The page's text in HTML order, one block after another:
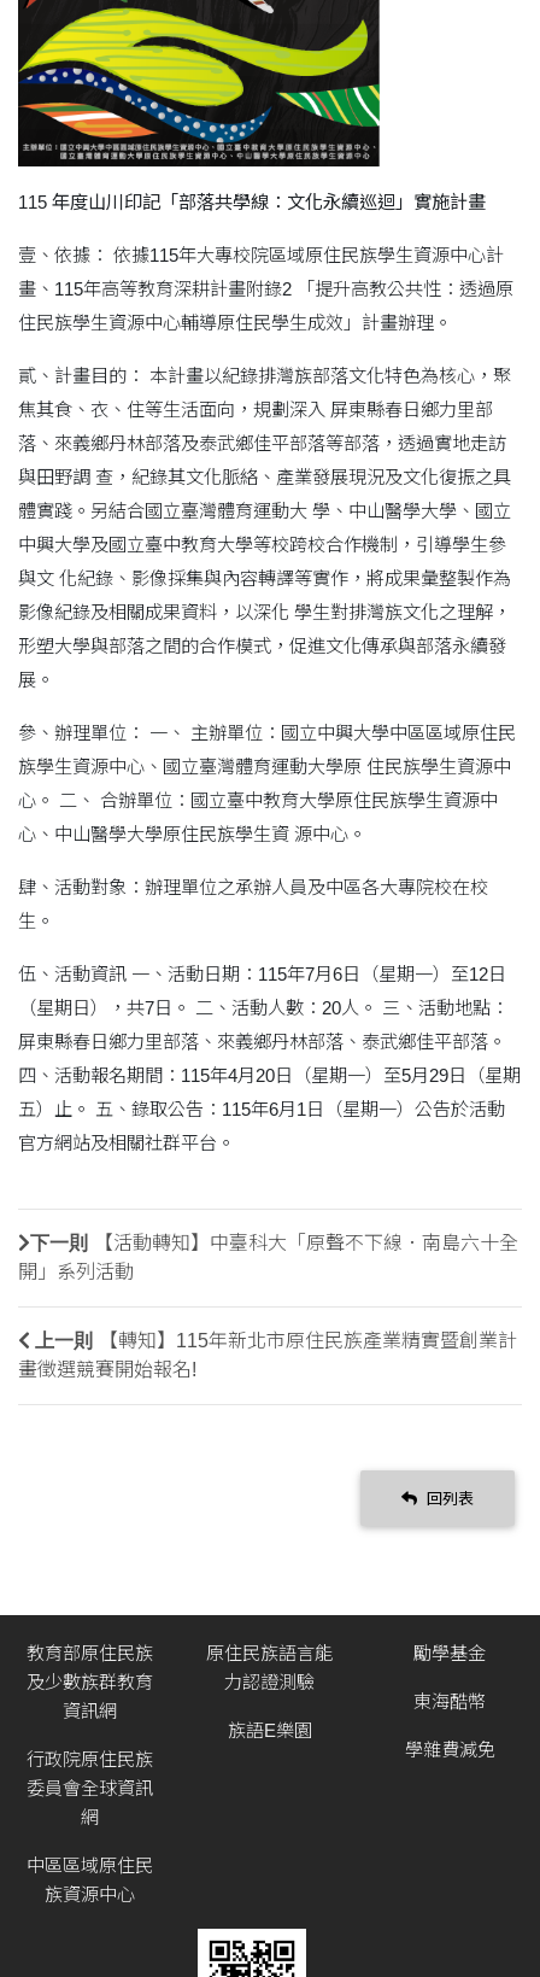
115 年度山川印記「部落共學線：文化永續巡迴」實施計畫
壹、依據： 依據115年大專校院區域原住民族學生資源中心計
畫、115年高等教育深耕計畫附錄2 「提升高教公共性：透過原
住民族學生資源中心輔導原住民學生成效」計畫辦理。
貳、計畫目的： 本計畫以紀錄排灣族部落文化特色為核心，聚
焦其食、衣、住等生活面向，規劃深入 屏東縣春日鄉力里部
落、來義鄉丹林部落及泰武鄉佳平部落等部落，透過實地走訪
與田野調 查，紀錄其文化脈絡、產業發展現況及文化復振之具
體實踐。另結合國立臺灣體育運動大 學、中山醫學大學、國立
中興大學及國立臺中教育大學等校跨校合作機制，引導學生參
與文 化紀錄、影像採集與內容轉譯等實作，將成果彙整製作為
影像紀錄及相關成果資料，以深化 學生對排灣族文化之理解，
形塑大學與部落之間的合作模式，促進文化傳承與部落永續發
展。
參、辦理單位： 一、 主辦單位：國立中興大學中區區域原住民
族學生資源中心、國立臺灣體育運動大學原 住民族學生資源中
心。 二、 合辦單位：國立臺中教育大學原住民族學生資源中
心、中山醫學大學原住民族學生資 源中心。
肆、活動對象：辦理單位之承辦人員及中區各大專院校在校
生。
伍、活動資訊 一、活動日期：115年7月6日（星期一）至12日
（星期日），共7日。 二、活動人數：20人。 三、活動地點：
屏東縣春日鄉力里部落、來義鄉丹林部落、泰武鄉佳平部落。
四、活動報名期間：115年4月20日（星期一）至5月29日（星期
五）止。 五、錄取公告：115年6月1日（星期一）公告於活動
官方網站及相關社群平台。
下一則
【活動轉知】中臺科大「原聲不下線．南島六十全
開」系列活動
上一則
【轉知】115年新北市原住民族產業精實暨創業計
畫徵選競賽開始報名!
回列表
教育部原住民族
及少數族群教育
資訊網
行政院原住民族
委員會全球資訊
網
中區區域原住民
族資源中心
原住民族語言能
力認證測驗
族語E樂園
勵學基金
東海酷幣
學雜費減免